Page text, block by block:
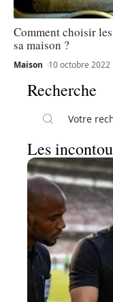
Comment choisir
sa maison ?
Maison 10 octobre 2022
Recherche
Les